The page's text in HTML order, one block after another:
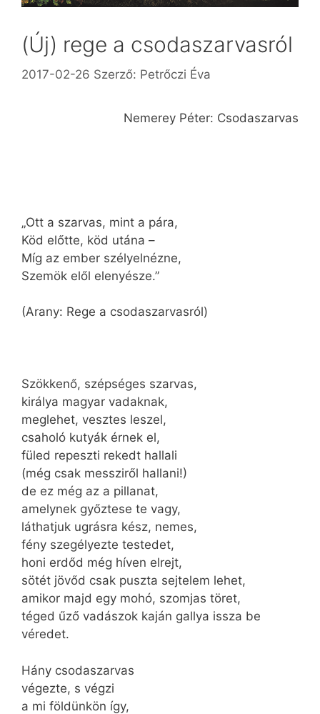
(Új) rege a csodaszarvasról
2017-02-26 Szerző: Petrőczi Éva
Nemerey Péter: Csodaszarvas
„Ott a szarvas, mint a pára,
Köd előtte, köd utána –
Míg az ember szélyelnézne,
Szemök elől elenyésze.”
(Arany: Rege a csodaszarvasról)
Szökkenő, szépséges szarvas,
királya magyar vadaknak,
meglehet, vesztes leszel,
csaholó kutyák érnek el,
füled repeszti rekedt hallali
(még csak messziről hallani!)
de ez még az a pillanat,
amelynek győztese te vagy,
láthatjuk ugrásra kész, nemes,
fény szegélyezte testedet,
honi erdőd még híven elrejt,
sötét jövőd csak puszta sejtelem lehet,
amikor majd egy mohó, szomjas töret,
téged űző vadászok kaján gallya issza be
véredet.
Hány csodaszarvas
végezte, s végzi
a mi földünkön így,